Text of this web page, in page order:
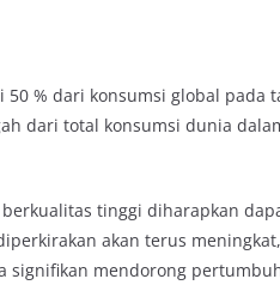
% dari konsumsi global pada
dari total konsumsi dunia
tinggi diharapkan
akan terus
signifikan mendorong